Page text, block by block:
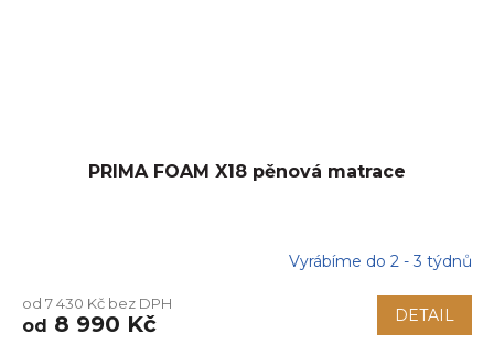
PRIMA FOAM X18 pěnová matrace
Vyrábíme do 2 - 3 týdnů
od 7 430 Kč bez DPH
od 8 990 Kč DETAIL